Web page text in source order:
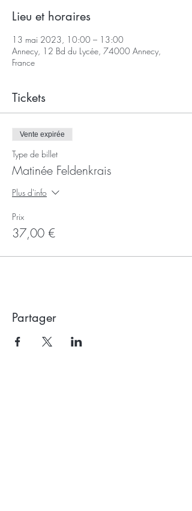
Lieu et horaires
13 mai 2023, 10:00 – 13:00
Annecy, 12 Bd du Lycée, 74000 Annecy,
France
Tickets
Vente expirée
Type de billet
Matinée Feldenkrais
Plus d'info
Prix
37,00 €
Partager